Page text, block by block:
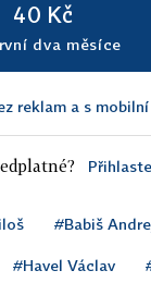
40 Kč
dva měsíce
reklam a s
#Babiš
#Havel Václav